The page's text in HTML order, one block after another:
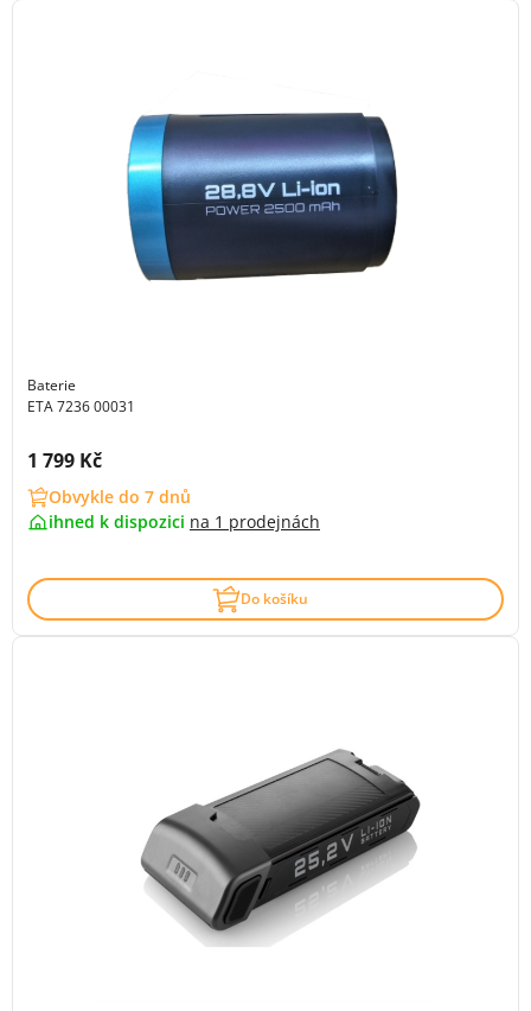
Baterie
ETA 7236 00031
Cena s DPH:
1 799 Kč
Obvykle do 7 dnů
ihned k dispozici na 1 prodejnách
Do košíku